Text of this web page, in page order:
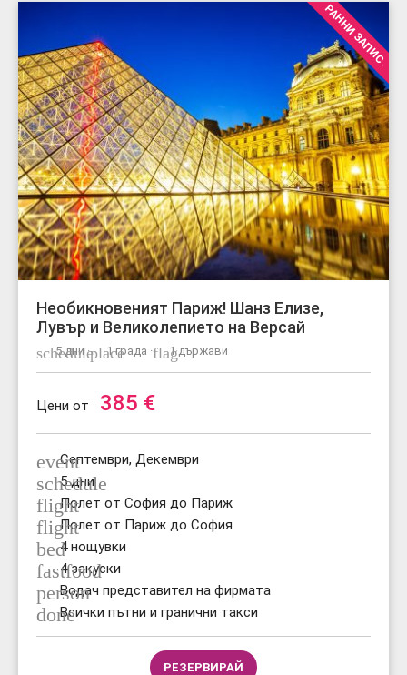
РАННИ ЗАПИС.
Необикновеният Париж! Шанз Елизе,
Лувър и Великолепието на Версай
schedule
5 дни ·place1 града ·flag1 държави
Цени от 385 €
event
Септември, Декември
schedule
5 дни
flightПолет от София до Париж
flightПолет от Париж до София
bed4 нощувки
fastfood
4 закуски
person
Водач представител на фирмата
doneВсички пътни и гранични такси
РЕЗЕРВИРАЙ